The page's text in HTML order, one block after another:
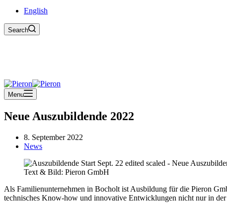
English
Search
Menu
Neue Auszubildende 2022
8. September 2022
News
Text & Bild: Pieron GmbH
Als Familienunternehmen in Bocholt ist Ausbildung für die Pieron
technisches Know-how und innovative Entwicklungen nicht nur in